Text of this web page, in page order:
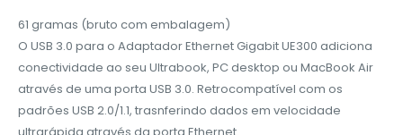
61 gramas (bruto com embalagem)
O USB 3.0 para o Adaptador Ethernet Gigabit UE300 adiciona
conectividade ao seu Ultrabook, PC desktop ou MacBook Air
através de uma porta USB 3.0. Retrocompatível com os
padrões USB 2.0/1.1, trasnferindo dados em velocidade
ultrarápida através da porta Ethernet.